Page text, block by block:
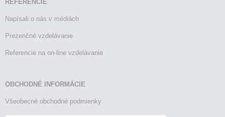
REFERENCIE
Napísali o nás v médiách
Prezenčné vzdelávanie
Referencie na on-line vzdelávanie
OBCHODNÉ INFORMÁCIE
Všeobecné obchodné podmienky